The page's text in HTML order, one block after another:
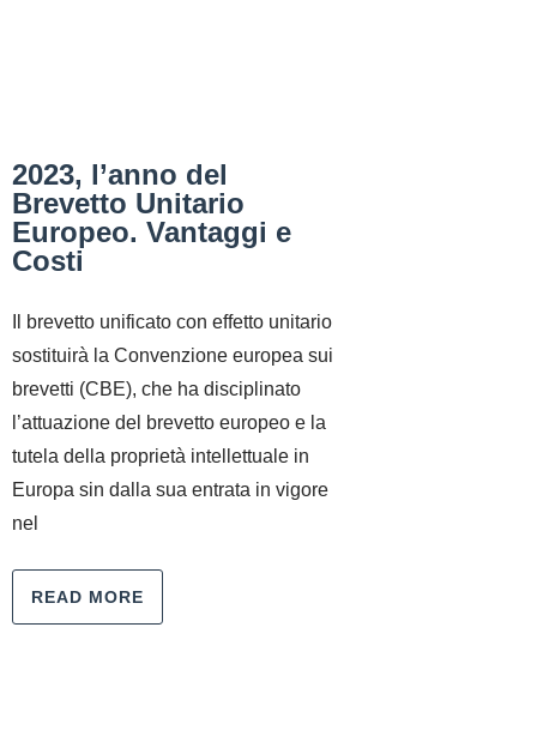
2023, l’anno del
Brevetto Unitario
Europeo. Vantaggi e
Costi
Il brevetto unificato con effetto unitario
sostituirà la Convenzione europea sui
brevetti (CBE), che ha disciplinato
l’attuazione del brevetto europeo e la
tutela della proprietà intellettuale in
Europa sin dalla sua entrata in vigore
nel
READ MORE